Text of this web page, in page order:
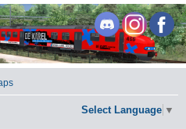
Select Language ▼